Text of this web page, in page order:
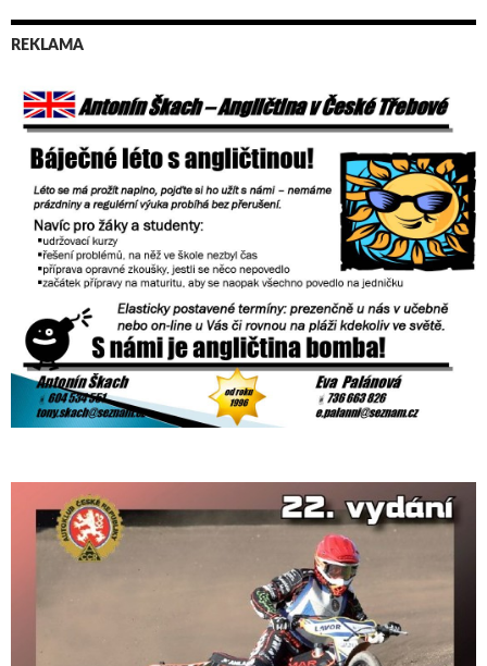
REKLAMA